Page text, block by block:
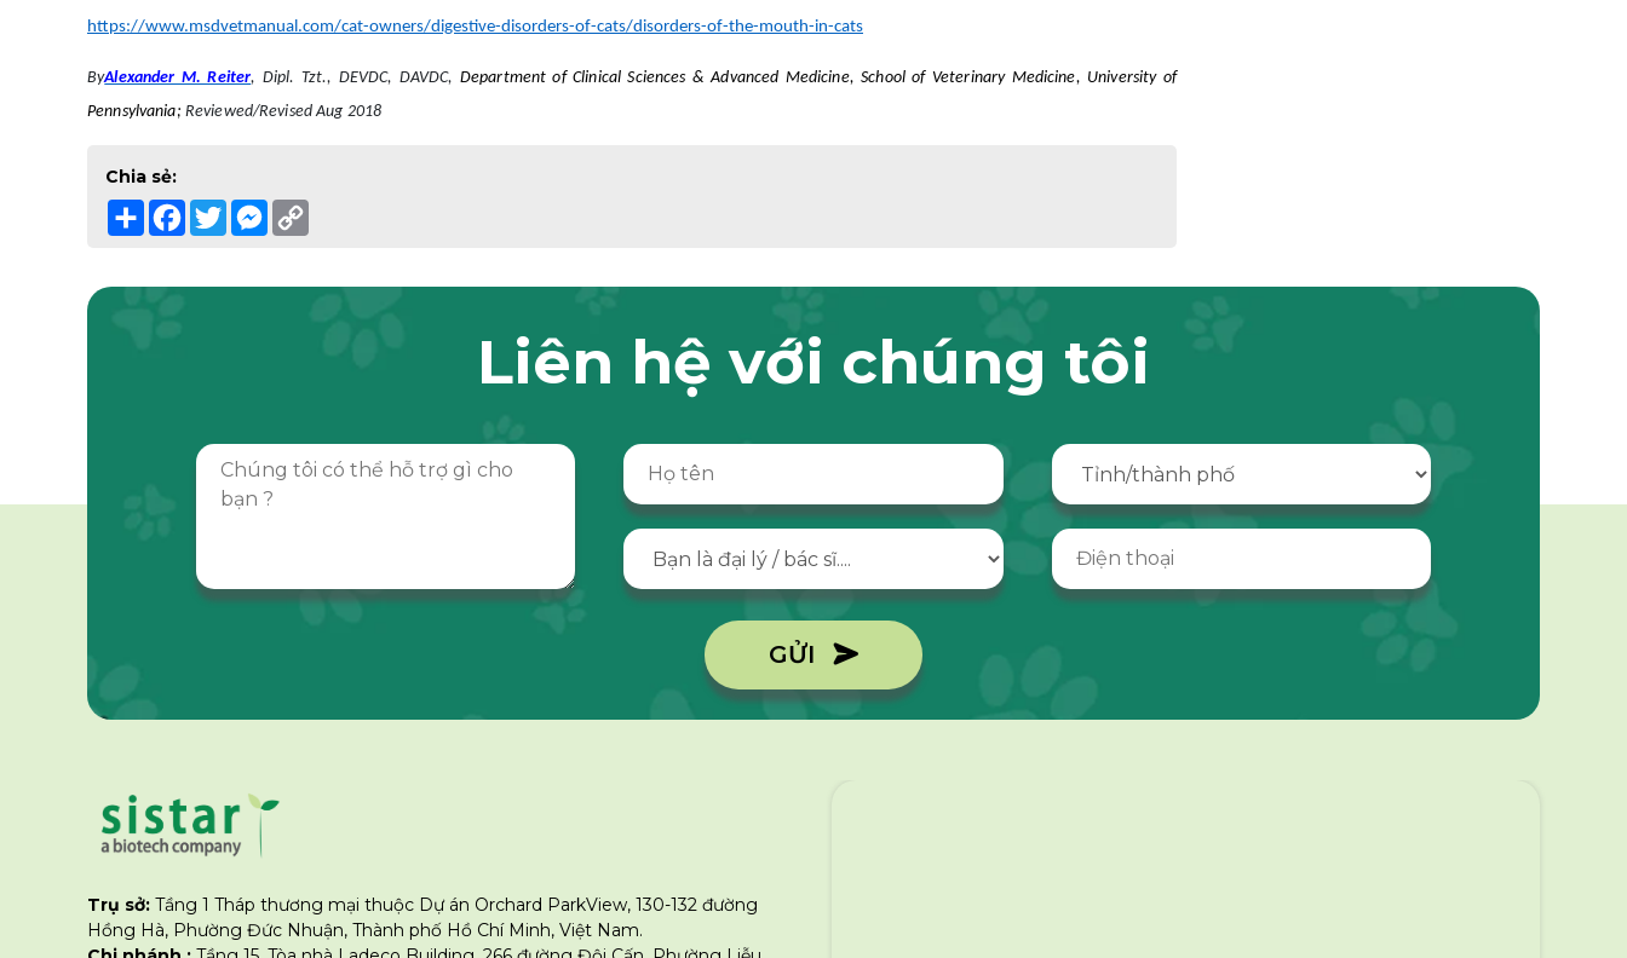
https://www.msdvetmanual.com/cat-owners/digestive-disorders-of-cats/disorders-of-the-mouth-in-cats
ByAlexander M. Reiter, Dipl. Tzt., DEVDC, DAVDC, Department of Clinical Sciences & Advanced Medicine, School of Veterinary Medicine, University of
Pennsylvania; Reviewed/Revised Aug 2018
Chia sẻ:
ShareFacebook
TwitterMessenger
Liên hệ với chúng tôi
GỬI
Trụ sở: Tầng 1 Tháp thương mại thuộc Dự án Orchard ParkView, 130-132 đường
Hồng Hà, Phường Đức Nhuận, Thành phố Hồ Chí Minh, Việt Nam.